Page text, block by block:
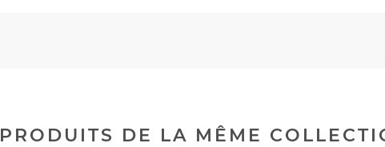
PRODUITS DE LA MÊME